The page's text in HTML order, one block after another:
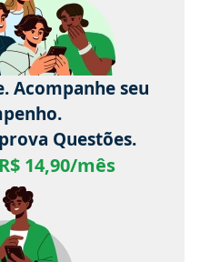
Acompanhe seu
Questões.
14,90/mês